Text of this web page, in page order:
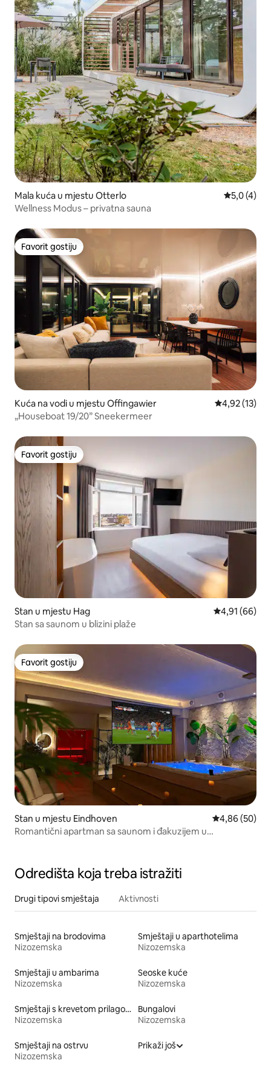
Mala kuća u mjestu Otterlo prosječna
5,0 (4)
Wellness Modus – privatna sauna
Favorit gostiju
Favorit gostiju
Kuća na vodi u mjestu Offingawier prosječna
4,92 (13)
„Houseboat 19/20” Sneekermeer
Favorit gostiju
Favorit gostiju
Stan u mjestu Hag prosječna
4,91 (66)
Stan sa saunom u blizini plaže
Favorit gostiju
Favorit gostiju
Stan u mjestu Eindhoven prosječna
4,86 (50)
Romantični apartman sa saunom i đakuzijem u
Odredišta koja treba istražiti
Drugi tipovi smještaja Aktivnosti
Smještaji na brodovima
Nizozemska
Smještaji u aparthotelima
Nizozemska
Smještaji u ambarima
Nizozemska
Seoske kuće
Nizozemska
Smještaji s krevetom prilagođene visine
Nizozemska
Bungalovi
Nizozemska
Smještaji na ostrvu
Nizozemska
Prikaži još